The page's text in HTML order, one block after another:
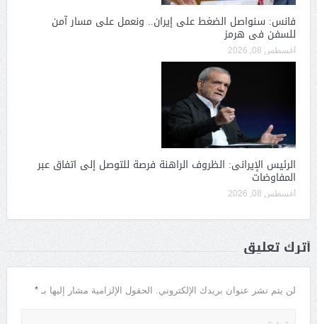
فانس: سنواصل الضغط على إيران.. ونعمل على مسار آمن
للسفن فى هرمز
أغسطس 08, 2026
الرئيس الإيرانى: الظروف الراهنة فرصة للتوصل إلى اتفاق عبر
المفاوضات
أغسطس 08, 2026
أترك تعليق
لن يتم نشر عنوان بريدك الإلكتروني. الحقول الإلزامية مشار إليها بـ *